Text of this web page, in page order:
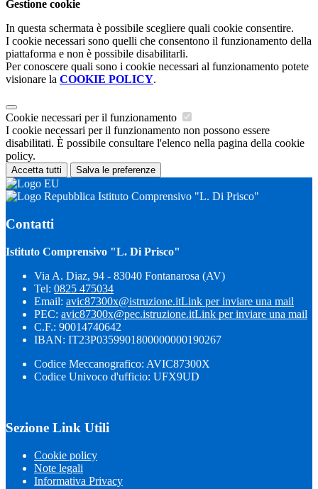
Gestione cookie
In questa schermata è possibile scegliere quali cookie consentire.
I cookie necessari sono quelli che consentono il funzionamento della
piattaforma e non è possibile disabilitarli.
Per conoscere quali sono i cookie necessari al funzionamento potete
visionare la COOKIE POLICY.
Cookie necessari per il funzionamento
I cookie necessari per il funzionamento non possono essere
disabilitati. È possibile consultare l'elenco nella pagina della cookie
policy.
Accetta tutti Salva le preferenze
Istituto Comprensivo "L. Di Prisco"
Contatti
Istituto Comprensivo "L. Di Prisco"
Via A. Diaz, 94 - 83040 Fontanarosa (AV)
Tel: 0825 475034
Email: avic87300x@istruzione.itLink per inviare una mail
PEC: avic87300x@pec.istruzione.itLink per inviare una mail
C.F.: 90014740642
IBAN: IT23P0359901800000000190267
Codice Meccanografico: AVIC87300X
Codice Univoco d'ufficio: UFX9UD
Sezione Link Utili
Cookie policy
Note legali
Informativa Privacy